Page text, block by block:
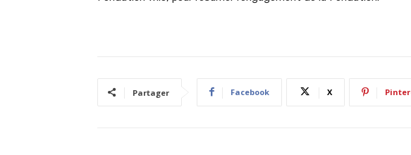
Partager Facebook X